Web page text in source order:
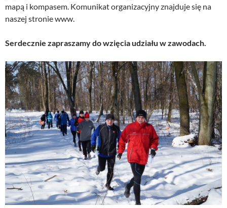
mapą i kompasem. Komunikat organizacyjny znajduje się na
naszej stronie www.
Serdecznie zapraszamy do wzięcia udziału w zawodach.